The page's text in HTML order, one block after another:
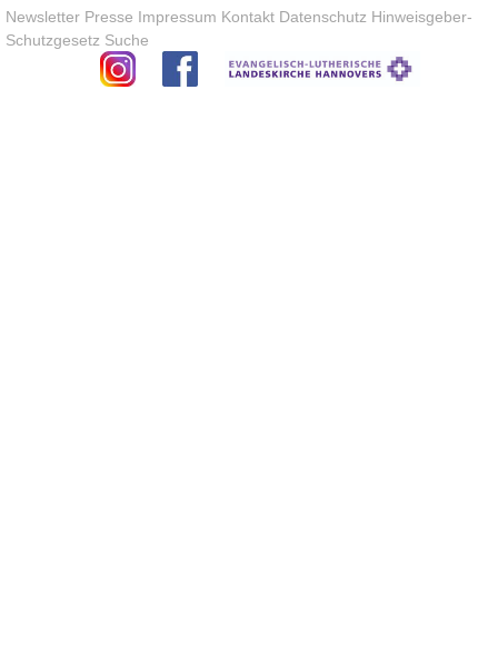
Newsletter Presse Impressum Kontakt Datenschutz Hinweisgeber-
Schutzgesetz Suche